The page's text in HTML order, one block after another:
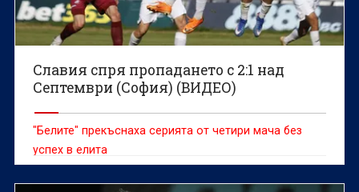
Славия спря пропадането с 2:1 над
Септември (София) (ВИДЕО)
"Белите" прекъснаха серията от четири мача без
успех в елита